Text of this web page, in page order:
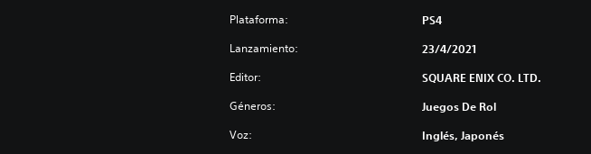
Plataforma: PS4
Lanzamiento: 23/4/2021
Editor: SQUARE ENIX CO. LTD.
Géneros: Juegos De Rol
Voz: Inglés, Japonés